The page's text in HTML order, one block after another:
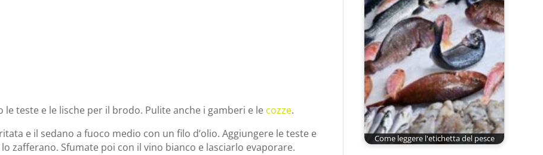
teste e le lische per il brodo. Pulite anche i gamberi e le cozze.
e il sedano a fuoco medio con un filo d’olio. Aggiungere le teste e
zafferano. Sfumate poi con il vino bianco e lasciarlo evaporare.
Come leggere l'etichetta del pesce